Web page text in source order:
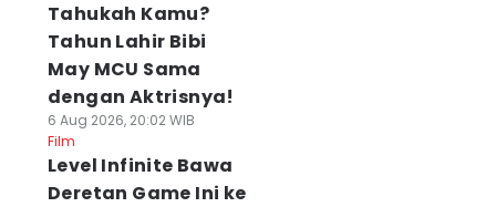
Tahukah Kamu?
Tahun Lahir Bibi
May MCU Sama
dengan Aktrisnya!
6 Aug 2026, 20:02 WIB
Film
Level Infinite Bawa
Deretan Game Ini ke